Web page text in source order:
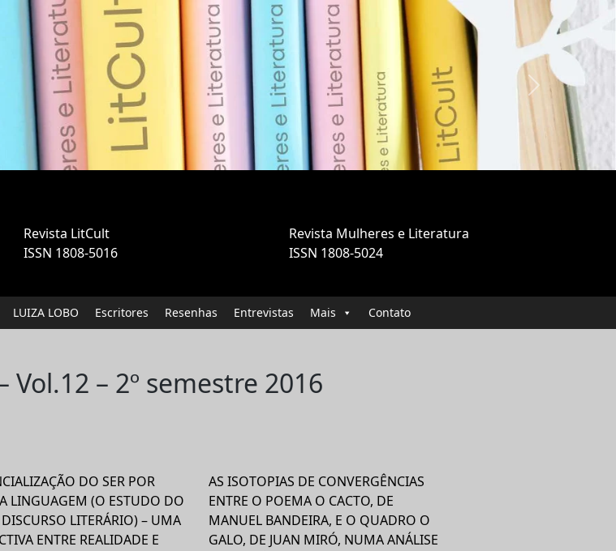
Next
Revista LitCult
ISSN 1808-5016
Revista Mulheres e Literatura
ISSN 1808-5024
LUIZA LOBO Escritores Resenhas Entrevistas Mais Contato
Vol.12 – 2º semestre 2016
DO SER POR
LINGUAGEM (O ESTUDO DO
LITERÁRIO) – UMA
ENTRE REALIDADE E
AS ISOTOPIAS DE CONVERGÊNCIAS
ENTRE O POEMA O CACTO, DE
MANUEL BANDEIRA, E O QUADRO O
GALO, DE JUAN MIRÓ, NUMA ANÁLISE